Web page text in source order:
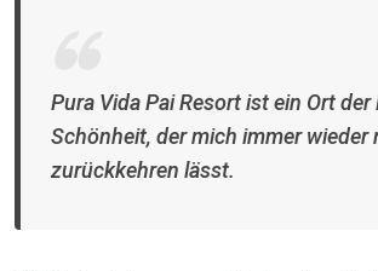
Pura Vida Pai Resort ist ein Ort der
Schönheit, der mich immer wieder
zurückkehren lässt.